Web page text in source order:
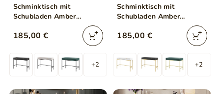
Schminktisch mit
Schubladen Amber
185,00 €
+2
Schminktisch mit
Schubladen Amber
185,00 €
+2